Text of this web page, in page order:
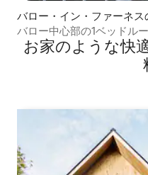
バロー・イン・ファーネ
パート
バロー中心部の1ベッドル
お家のような快⁠